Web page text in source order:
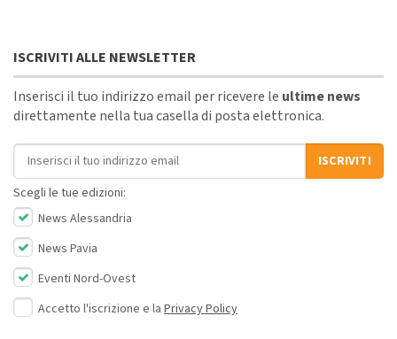
ISCRIVITI ALLE NEWSLETTER
Inserisci il tuo indirizzo email per ricevere le ultime news
direttamente nella tua casella di posta elettronica.
Indirizzo email
ISCRIVITI
Scegli le tue edizioni:
News Alessandria
News Pavia
Eventi Nord-Ovest
Accetto l'iscrizione e la Privacy Policy